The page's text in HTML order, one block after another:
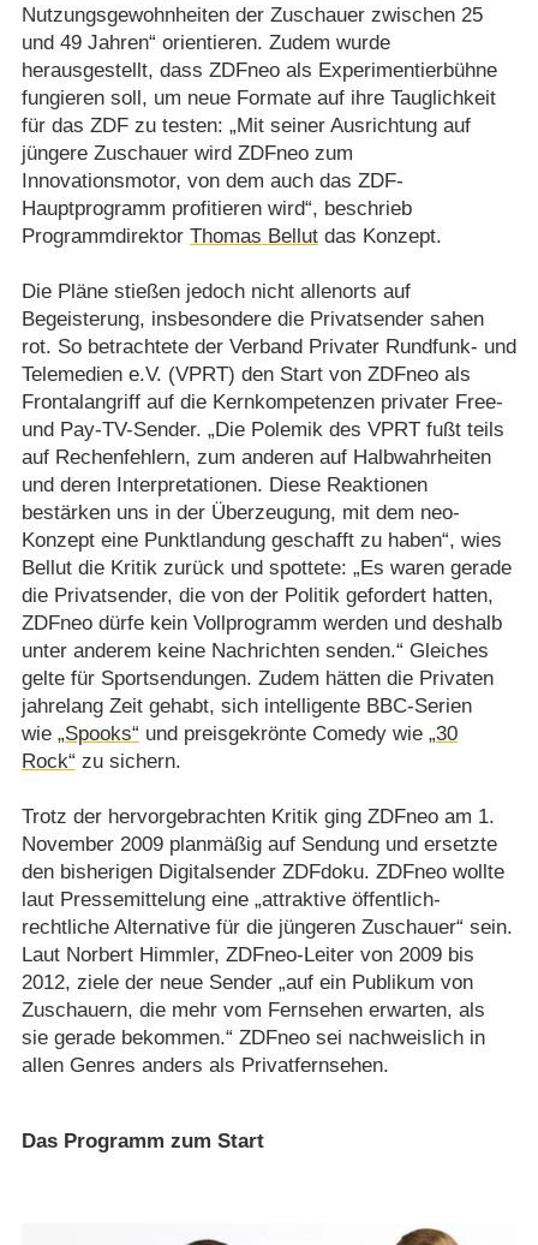
Nutzungsgewohnheiten der Zuschauer zwischen 25
und 49 Jahren“ orientieren. Zudem wurde
herausgestellt, dass ZDFneo als Experimentierbühne
fungieren soll, um neue Formate auf ihre Tauglichkeit
für das ZDF zu testen: „Mit seiner Ausrichtung auf
jüngere Zuschauer wird ZDFneo zum
Innovationsmotor, von dem auch das ZDF-
Hauptprogramm profitieren wird“, beschrieb
Programmdirektor Thomas Bellutdas Konzept.
Die Pläne stießen jedoch nicht allenorts auf
Begeisterung, insbesondere die Privatsender sahen
rot. So betrachtete der Verband Privater Rundfunk- und
Telemedien e.V. (VPRT) den Start von ZDFneo als
Frontalangriff auf die Kernkompetenzen privater Free-
und Pay-TV-Sender. „Die Polemik des VPRT fußt teils
auf Rechenfehlern, zum anderen auf Halbwahrheiten
und deren Interpretationen. Diese Reaktionen
bestärken uns in der Überzeugung, mit dem neo-
Konzept eine Punktlandung geschafft zu haben“, wies
Bellut die Kritik zurück und spottete: „Es waren gerade
die Privatsender, die von der Politik gefordert hatten,
ZDFneo dürfe kein Vollprogramm werden und deshalb
unter anderem keine Nachrichten senden.“ Gleiches
gelte für Sportsendungen. Zudem hätten die Privaten
jahrelang Zeit gehabt, sich intelligente BBC-Serien
wie „Spooks“ und preisgekrönte Comedy wie „30
Rock“ zu sichern.
Trotz der hervorgebrachten Kritik ging ZDFneo am 1.
November 2009 planmäßig auf Sendung und ersetzte
den bisherigen Digitalsender ZDFdoku. ZDFneo wollte
laut Pressemittelung eine „attraktive öffentlich-
rechtliche Alternative für die jüngeren Zuschauer“ sein.
Laut Norbert Himmler, ZDFneo-Leiter von 2009 bis
2012, ziele der neue Sender „auf ein Publikum von
Zuschauern, die mehr vom Fernsehen erwarten, als
sie gerade bekommen.“ ZDFneo sei nachweislich in
allen Genres anders als Privatfernsehen.
Das Programm zum Start